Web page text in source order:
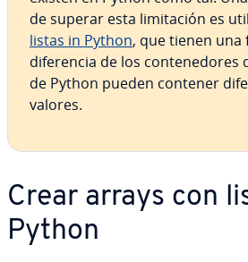
de superar esta li­mi­ta­ción es
listas in Python, que tienen una
di­fe­re­n­cia de los co­n­te­ne­do­res
de Python pueden contener
valores.
Crear arrays con
Python